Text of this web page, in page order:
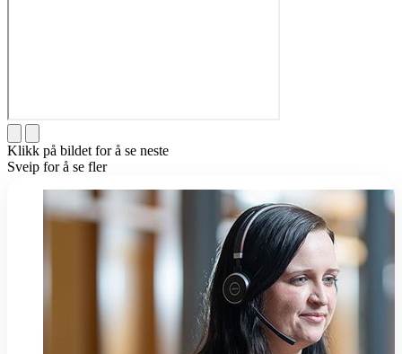
Klikk på bildet for å se neste
Sveip for å se fler